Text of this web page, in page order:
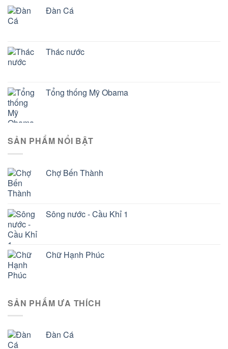
Đàn Cá
Thác nước
Tổng thống Mỹ Obama
SẢN PHẨM NỔI BẬT
Chợ Bến Thành
Sông nước - Cầu Khỉ 1
Chữ Hạnh Phúc
SẢN PHẨM ƯA THÍCH
Đàn Cá